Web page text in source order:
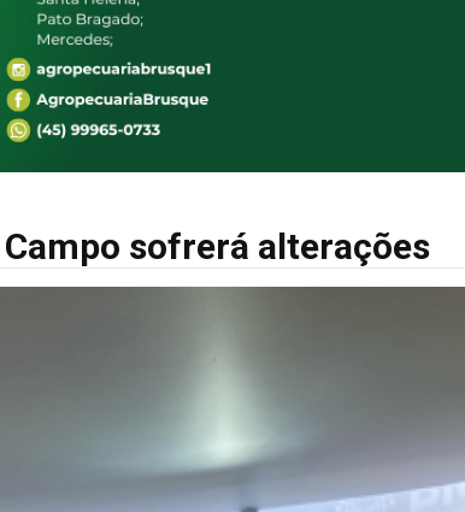
sofrerá alterações